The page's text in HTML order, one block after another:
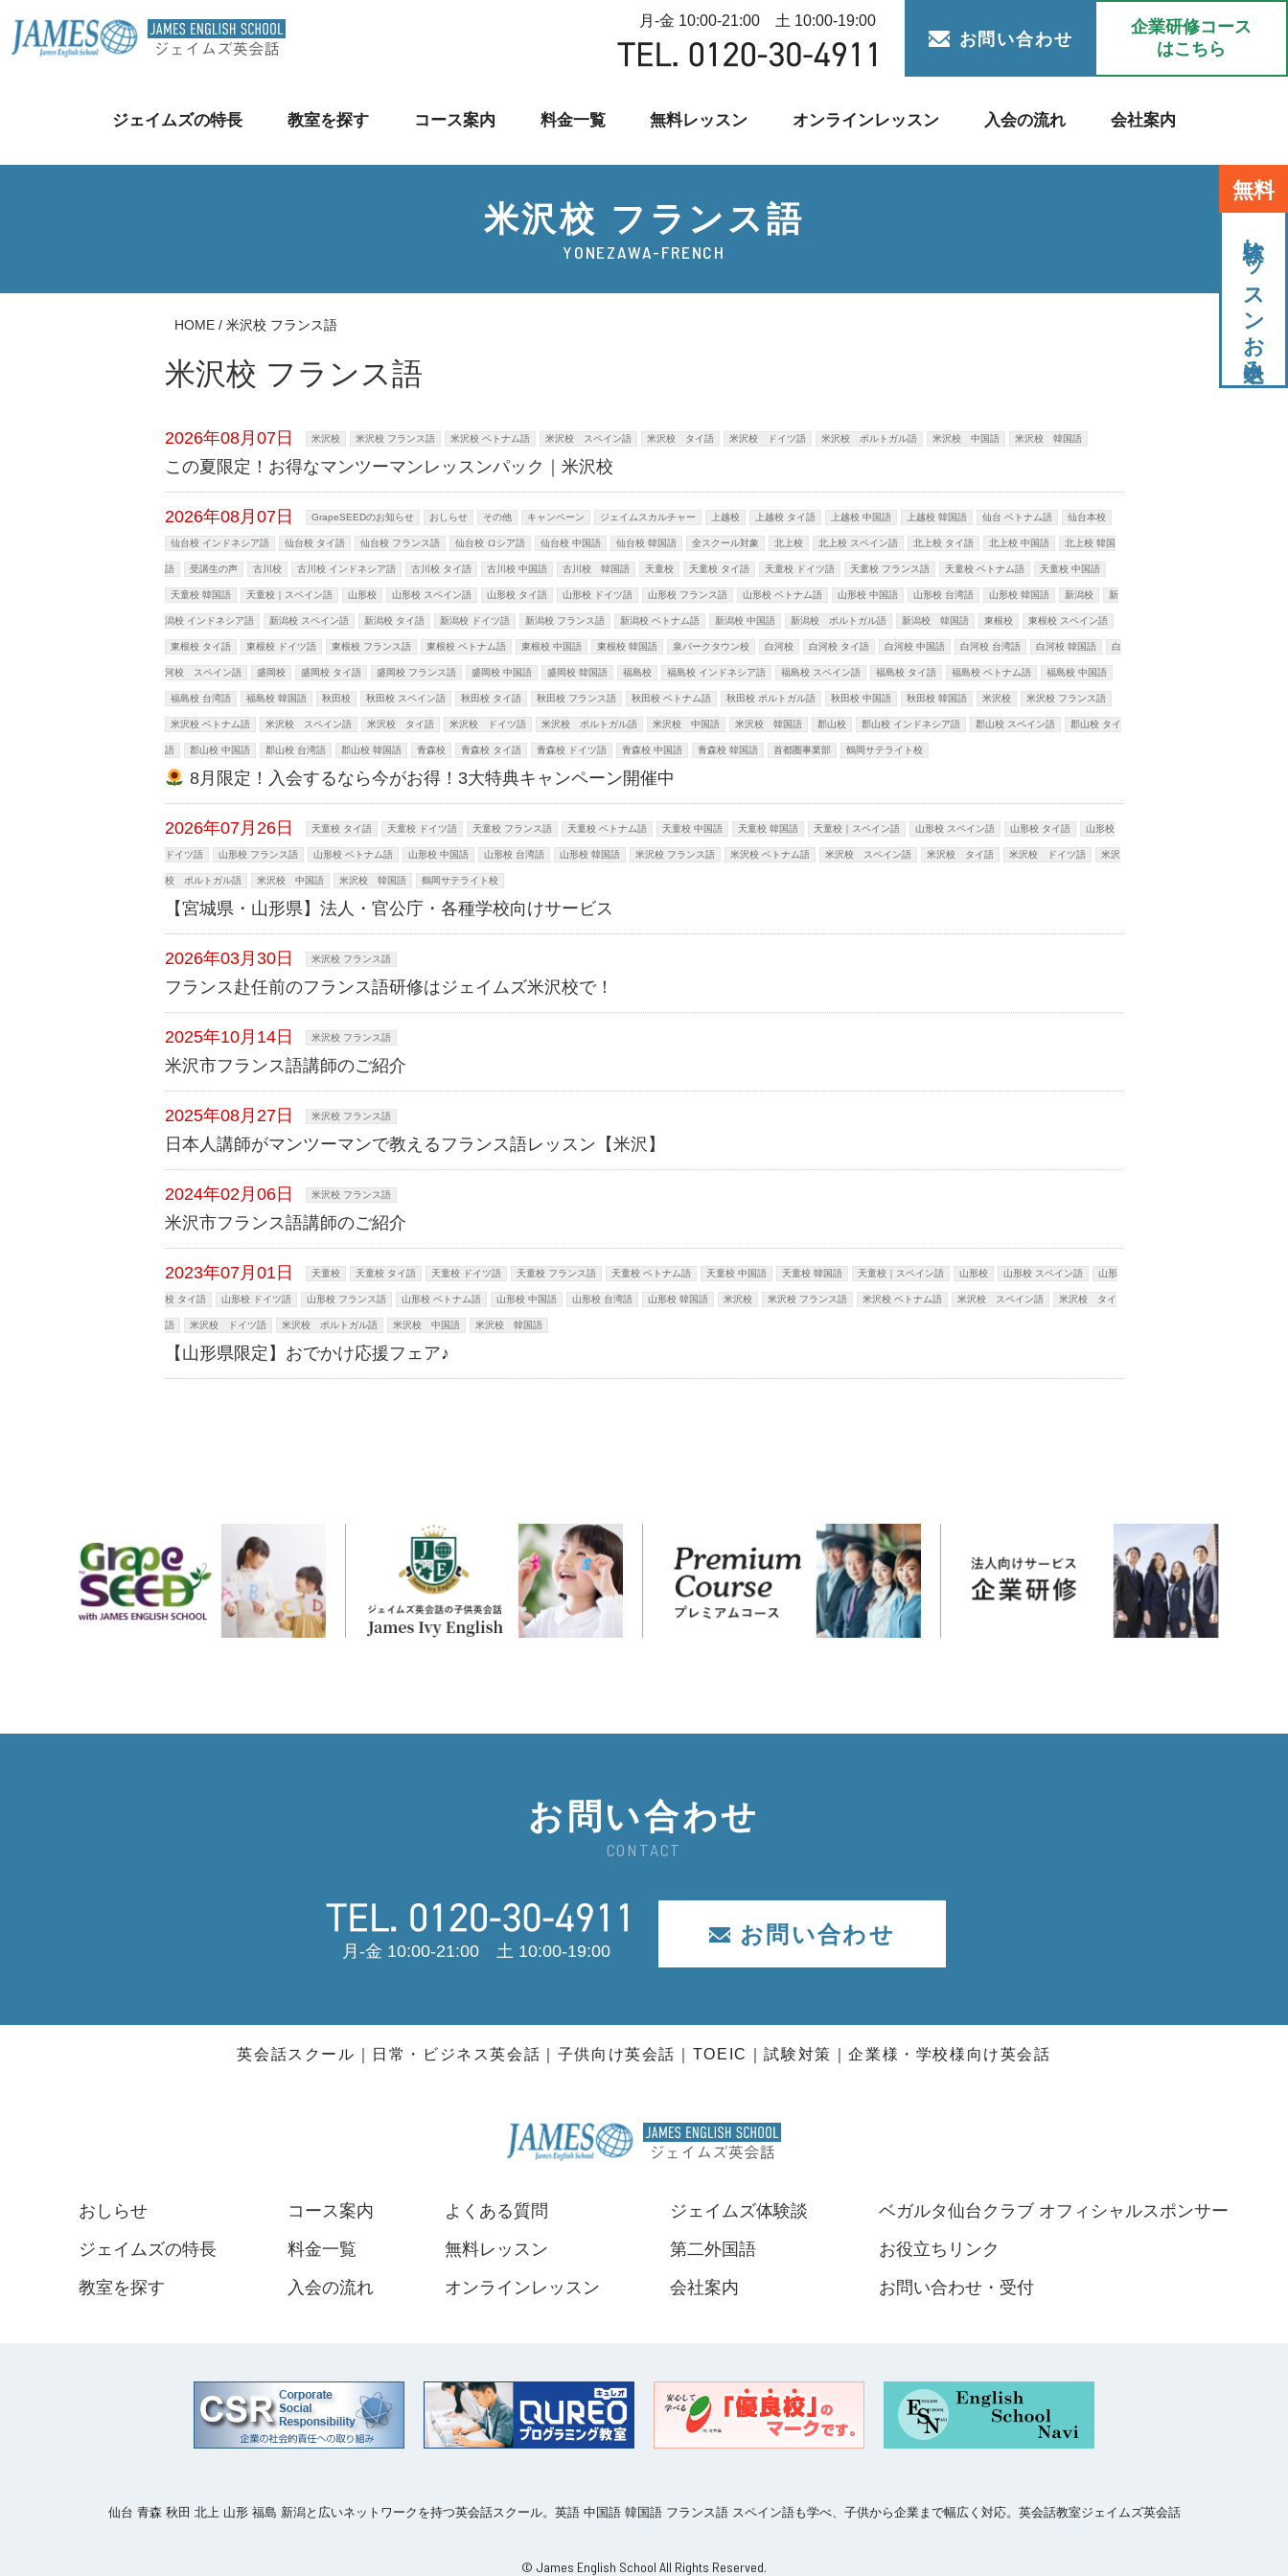
月-金 10:00-21:00 土 10:00-19:00
お問い合わせ
企業研修コース
はこちら
ジェイムズの特長 教室を探す コース案内 料金一覧 無料レッスン オンラインレッスン 入会の流れ 会社案内
無料
体験レッスンお申込み
米沢校 フランス語
YONEZAWA-FRENCH
HOME / 米沢校 フランス語
米沢校 フランス語
2026年08月07日 米沢校 米沢校 フランス語 米沢校 ベトナム語 米沢校 スペイン語 米沢校 タイ語 米沢校 ドイツ語 米沢校 ポルトガル語 米沢校 中国語 米沢校 韓国語
この夏限定！お得なマンツーマンレッスンパック｜米沢校
2026年08月07日 GrapeSEEDのお知らせ おしらせ その他 キャンペーン ジェイムスカルチャー 上越校 上越校 タイ語 上越校 中国語 上越校 韓国語 仙台 ベトナム語 仙台本校
仙台校 インドネシア語 仙台校 タイ語 仙台校 フランス語 仙台校 ロシア語 仙台校 中国語 仙台校 韓国語 全スクール対象 北上校 北上校 スペイン語 北上校 タイ語 北上校 中国語 北上校 韓国
語 受講生の声 古川校 古川校 インドネシア語 古川校 タイ語 古川校 中国語 古川校 韓国語 天童校 天童校 タイ語 天童校 ドイツ語 天童校 フランス語 天童校 ベトナム語 天童校 中国語
天童校 韓国語 天童校｜スペイン語 山形校 山形校 スペイン語 山形校 タイ語 山形校 ドイツ語 山形校 フランス語 山形校 ベトナム語 山形校 中国語 山形校 台湾語 山形校 韓国語 新潟校 新
潟校 インドネシア語 新潟校 スペイン語 新潟校 タイ語 新潟校 ドイツ語 新潟校 フランス語 新潟校 ベトナム語 新潟校 中国語 新潟校 ポルトガル語 新潟校 韓国語 東根校 東根校 スペイン語
東根校 タイ語 東根校 ドイツ語 東根校 フランス語 東根校 ベトナム語 東根校 中国語 東根校 韓国語 泉パークタウン校 白河校 白河校 タイ語 白河校 中国語 白河校 台湾語 白河校 韓国語 白
河校 スペイン語 盛岡校 盛岡校 タイ語 盛岡校 フランス語 盛岡校 中国語 盛岡校 韓国語 福島校 福島校 インドネシア語 福島校 スペイン語 福島校 タイ語 福島校 ベトナム語 福島校 中国語
福島校 台湾語 福島校 韓国語 秋田校 秋田校 スペイン語 秋田校 タイ語 秋田校 フランス語 秋田校 ベトナム語 秋田校 ポルトガル語 秋田校 中国語 秋田校 韓国語 米沢校 米沢校 フランス語
米沢校 ベトナム語 米沢校 スペイン語 米沢校 タイ語 米沢校 ドイツ語 米沢校 ポルトガル語 米沢校 中国語 米沢校 韓国語 郡山校 郡山校 インドネシア語 郡山校 スペイン語 郡山校 タイ
語 郡山校 中国語 郡山校 台湾語 郡山校 韓国語 青森校 青森校 タイ語 青森校 ドイツ語 青森校 中国語 青森校 韓国語 首都圏事業部 鶴岡サテライト校
8月限定！入会するなら今がお得！3大特典キャンペーン開催中
2026年07月26日 天童校 タイ語 天童校 ドイツ語 天童校 フランス語 天童校 ベトナム語 天童校 中国語 天童校 韓国語 天童校｜スペイン語 山形校 スペイン語 山形校 タイ語 山形校
ドイツ語 山形校 フランス語 山形校 ベトナム語 山形校 中国語 山形校 台湾語 山形校 韓国語 米沢校 フランス語 米沢校 ベトナム語 米沢校 スペイン語 米沢校 タイ語 米沢校 ドイツ語 米沢
校 ポルトガル語 米沢校 中国語 米沢校 韓国語 鶴岡サテライト校
【宮城県・山形県】法人・官公庁・各種学校向けサービス
2026年03月30日 米沢校 フランス語
フランス赴任前のフランス語研修はジェイムズ米沢校で！
2025年10月14日 米沢校 フランス語
米沢市フランス語講師のご紹介
2025年08月27日 米沢校 フランス語
日本人講師がマンツーマンで教えるフランス語レッスン【米沢】
2024年02月06日 米沢校 フランス語
米沢市フランス語講師のご紹介
2023年07月01日 天童校 天童校 タイ語 天童校 ドイツ語 天童校 フランス語 天童校 ベトナム語 天童校 中国語 天童校 韓国語 天童校｜スペイン語 山形校 山形校 スペイン語 山形
校 タイ語 山形校 ドイツ語 山形校 フランス語 山形校 ベトナム語 山形校 中国語 山形校 台湾語 山形校 韓国語 米沢校 米沢校 フランス語 米沢校 ベトナム語 米沢校 スペイン語 米沢校 タイ
語 米沢校 ドイツ語 米沢校 ポルトガル語 米沢校 中国語 米沢校 韓国語
【山形県限定】おでかけ応援フェア♪
お問い合わせ
CONTACT
月-金 10:00-21:00 土 10:00-19:00
お問い合わせ
英会話スクール 日常・ビジネス英会話 子供向け英会話 TOEIC 試験対策 企業様・学校様向け英会話
おしらせ
ジェイムズの特長
教室を探す
コース案内
料金一覧
入会の流れ
よくある質問
無料レッスン
オンラインレッスン
ジェイムズ体験談
第二外国語
会社案内
ベガルタ仙台クラブ オフィシャルスポンサー
お役立ちリンク
お問い合わせ・受付
仙台 青森 秋田 北上 山形 福島 新潟と広いネットワークを持つ英会話スクール。英語 中国語 韓国語 フランス語 スペイン語も学べ、子供から企業まで幅広く対応。英会話教室ジェイムズ英会話
© James English School All Rights Reserved.